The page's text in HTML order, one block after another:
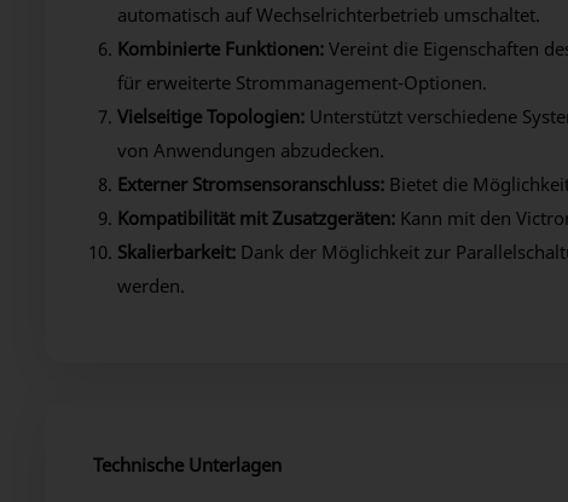
automatisch auf Wechselrichterbetrieb umschaltet.
Kombinierte Funktionen: Vereint die Eigenschaften
für erweiterte Strommanagement-Optionen.
Vielseitige Topologien: Unterstützt verschiedene
von Anwendungen abzudecken.
Externer Stromsensoranschluss: Bietet die
Kompatibilität mit Zusatzgeräten: Kann mit den
Skalierbarkeit: Dank der Möglichkeit zur
werden.
Technische Unterlagen